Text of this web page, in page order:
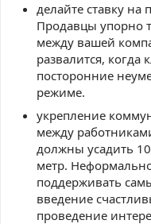
делайте ставку на
Продавцы упорно
между вашей
развалится, когда
посторонние
режиме.
укрепление
между
должны усадить
метр.
поддерживать
введение
проведение